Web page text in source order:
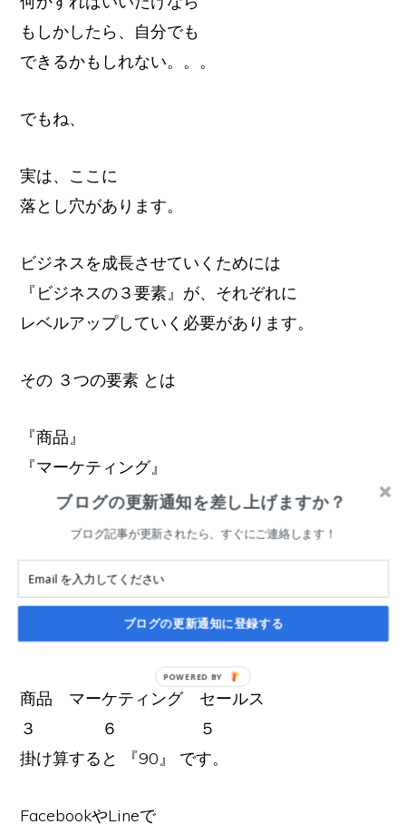
もしかしたら、自分でも
できるかもしれない。。。
でもね、
実は、ここに
落とし穴があります。
ビジネスを成長させていくためには
『ビジネスの３要素』が、それぞれに
レベルアップしていく必要があります。
その ３つの要素 とは
『商品』
『マーケティング』
『セールス』
売上に影響を及ぼしています。
事例をあげて見てみましょう。
商品 マーケティング セールス
３ ６ ５
掛け算すると 『90』 です。
FacebookやLineで
ブログの更新通知を差し上げますか？
ブログ記事が更新されたら、すぐにご連絡します！
ブログの更新通知に登録する